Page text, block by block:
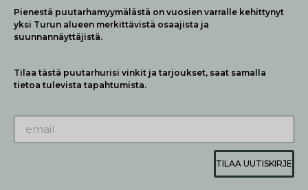
Pienestä puutarhamyymälästä on vuosien varralle kehittynyt
yksi Turun alueen merkittävistä osaajista ja
suunnannäyttäjistä.
Tilaa tästä puutarhurisi vinkit ja tarjoukset, saat samalla
tietoa tulevista tapahtumista.
TILAA UUTISKIRJE